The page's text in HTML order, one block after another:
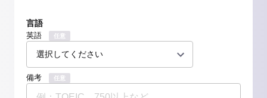
言語
英語 任意
備考 任意